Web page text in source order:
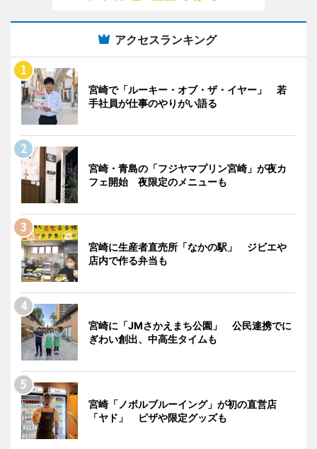
アクセスランキング
宮崎で「ルーキー・オブ・ザ・イヤー」 若
手社員が仕事のやりがい語る
宮崎・青島の「フジヤマプリン宮崎」が夜カ
フェ開始 夜限定のメニューも
宮崎に生産者直売所「なかの駅」 ジビエや
店内で作る弁当も
宮崎に「JMさかえまち公園」 公民連携でに
ぎわい創出、中高生タイムも
宮崎「ノボルブルーイング」が初の直営店
「ヤド」 ピザや限定グッズも